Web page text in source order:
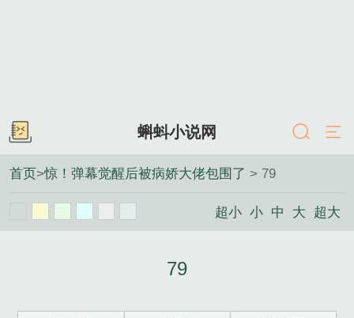
蝌蚪小说网
首页>惊！弹幕觉醒后被病娇大佬包围了 > 79
超小 小 中 大 超大
79